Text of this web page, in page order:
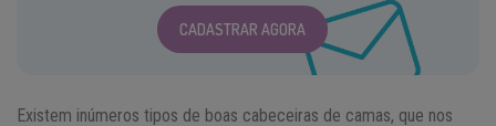
CADASTRAR AGORA
Existem inúmeros tipos de boas cabeceiras de camas, que nos